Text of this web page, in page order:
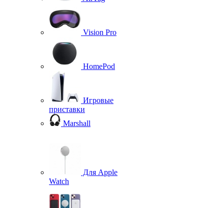
Vision Pro
HomePod
Игровые
приставки
Marshall
Для Apple
Watch